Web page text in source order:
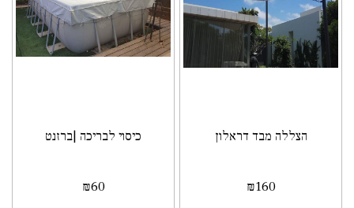
הצללה מבד דראלון
₪160
כיסוי לבריכה |ברזנט
₪60